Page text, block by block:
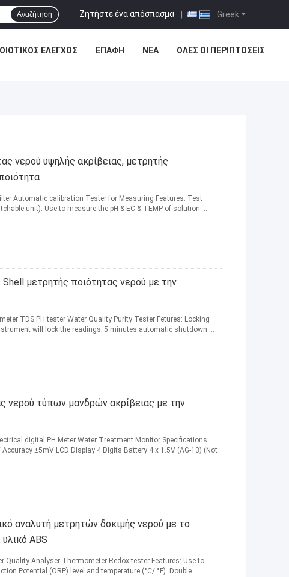
Greek
Ζητήστε ένα απόσπασμα |
Αναζήτηση
ΈΛΕΓΧΟΣ ΕΠΑΦΉ ΝΈΑ ΌΛΕΣ ΟΙ ΠΕΡΙΠΤΏΣΕΙΣ
νερού υψηλής ακρίβειας, μετρητής
Automatic calibration Tester for Measuring Features: Test
unit). Use to measure the pH & EC & TEMP of solution. ...
μετρητής ποιότητας νερού με την
TDS PH tester Water Quality Purity Tester Fetures: Locking
will lock the readings; 5 minutes automatic shutdown ...
νερού τύπων μανδρών ακρίβειας με την
digital PH Meter Water Treatment Monitor Specifications:
±5mV LCD Display 4 Digits Battery 4 x 1.5V (AG-13) (Not
αναλυτή μετρητών δοκιμής νερού με το
ABS
Quality Analyser Thermometer Redox tester Features: Use to
Potential (ORP) level and temperature (°C/ °F). Double